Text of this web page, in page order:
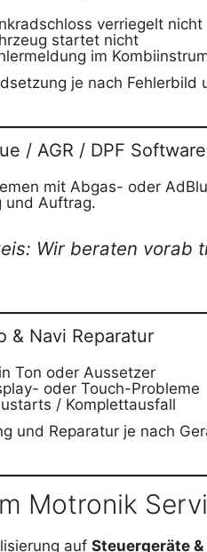
verriegelt nicht
startet nicht
im
je nach Fehlerbild
/ AGR / DPF
mit Abgas- oder
und Auftrag.
Wir beraten vorab
& Navi Reparatur
Ton oder Aussetzer
oder Touch-Probleme
/ Komplettausfall
und Reparatur je nach
Motronik
auf Steuergeräte